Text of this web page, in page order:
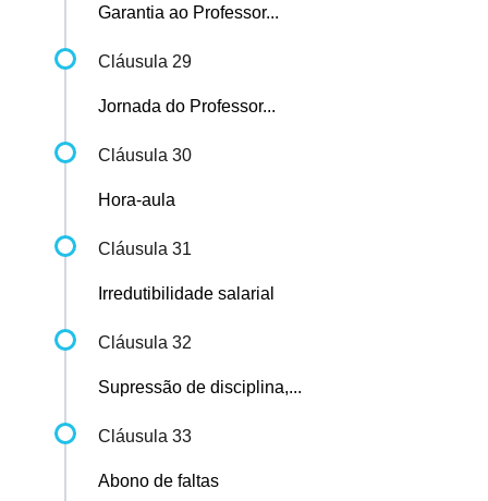
Garantia ao Professor...
Cláusula 29
Jornada do Professor...
Cláusula 30
Hora-aula
Cláusula 31
Irredutibilidade salarial
Cláusula 32
Supressão de disciplina,...
Cláusula 33
Abono de faltas